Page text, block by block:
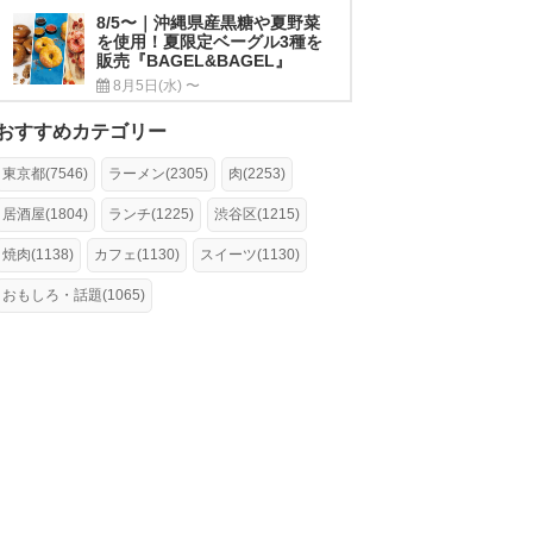
8/5〜｜沖縄県産黒糖や夏野菜
を使用！夏限定ベーグル3種を
販売『BAGEL&BAGEL』
8月5日(水) 〜
すすめカテゴリー
東京都(7546) ラーメン(2305) 肉(2253)
居酒屋(1804) ランチ(1225) 渋谷区(1215)
焼肉(1138) カフェ(1130) スイーツ(1130)
おもしろ・話題(1065)